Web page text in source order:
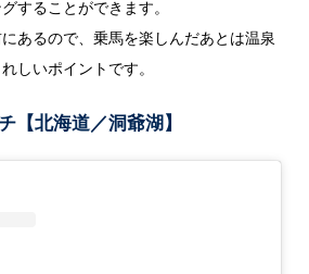
することができます。
あるので、乗馬を楽しんだあとは温泉
しいポイントです。
【北海道／洞爺湖】